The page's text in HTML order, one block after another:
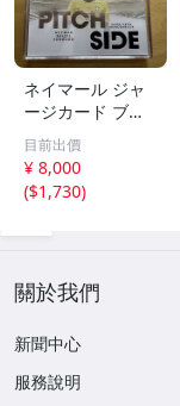
ネイマール ジャ
ージカード ブラ
ジル
目前出價
¥ 8,000
($1,730)
關於我們
新聞中心
服務說明